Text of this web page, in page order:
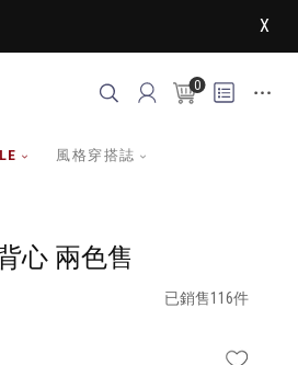
X
0
風格穿搭誌
心 兩色售
已銷售116件